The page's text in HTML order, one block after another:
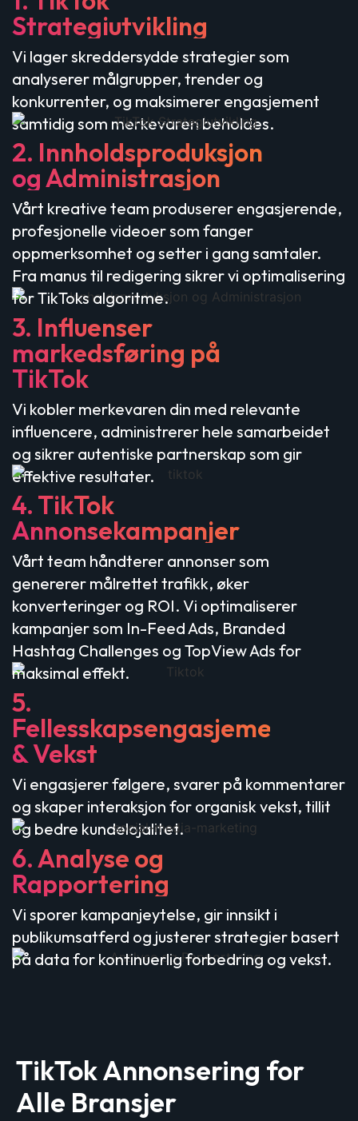
Strategiutvikling
Vi lager skreddersydde strategier som
analyserer målgrupper, trender og
konkurrenter, og maksimerer engasjement
samtidig som merkevaren beholdes.
2. Innholdsproduksjon
og Administrasjon
Vårt kreative team produserer engasjerende,
profesjonelle videoer som fanger
oppmerksomhet og setter i gang samtaler.
Fra manus til redigering sikrer vi optimalisering
for TikToks algoritme.
3. Influenser
markedsføring på
TikTok
Vi kobler merkevaren din med relevante
influencere, administrerer hele samarbeidet
og sikrer autentiske partnerskap som gir
effektive resultater.
4. TikTok
Annonsekampanjer
Vårt team håndterer annonser som
genererer målrettet trafikk, øker
konverteringer og ROI. Vi optimaliserer
kampanjer som In-Feed Ads, Branded
Hashtag Challenges og TopView Ads for
maksimal effekt.
5.
Fellesskapsengasjement
& Vekst
Vi engasjerer følgere, svarer på kommentarer
og skaper interaksjon for organisk vekst, tillit
og bedre kundelojalitet.
6. Analyse og
Rapportering
Vi sporer kampanjeytelse, gir innsikt i
publikumsatferd og justerer strategier basert
på data for kontinuerlig forbedring og vekst.
TikTok Annonsering for
Alle Bransjer